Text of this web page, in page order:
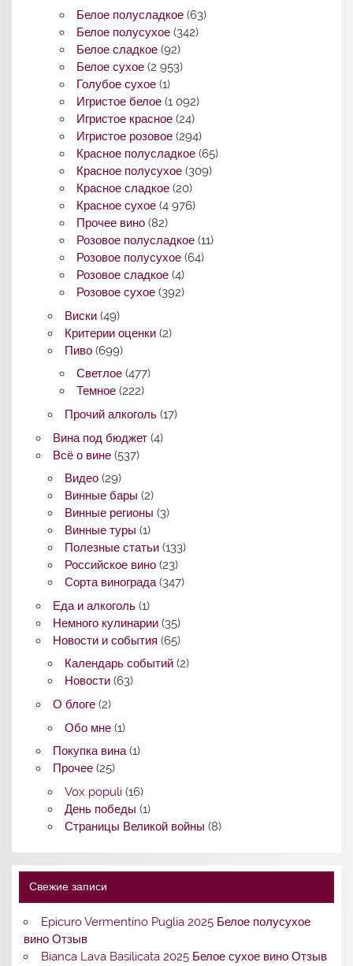
Белое полусладкое (63)
Белое полусухое (342)
Белое сладкое (92)
Белое сухое (2 953)
Голубое сухое (1)
Игристое белое (1 092)
Игристое красное (24)
Игристое розовое (294)
Красное полусладкое (65)
Красное полусухое (309)
Красное сладкое (20)
Красное сухое (4 976)
Прочее вино (82)
Розовое полусладкое (11)
Розовое полусухое (64)
Розовое сладкое (4)
Розовое сухое (392)
Виски(49)
Критерии оценки(2)
Пиво(699)
Светлое (477)
Темное (222)
Прочий алкоголь(17)
Вина под бюджет(4)
Всё о вине(537)
Видео(29)
Винные бары (2)
Винные регионы (3)
Винные туры (1)
Полезные статьи(133)
Российское вино(23)
Сорта винограда(347)
Еда и алкоголь(1)
Немного кулинарии(35)
Новости и события (65)
Календарь событий(2)
Новости(63)
О блоге(2)
Обо мне(1)
Покупка вина(1)
Прочее(25)
Vox populi(16)
День победы (1)
Страницы Великой войны (8)
Свежие записи
Epicuro Vermentino Puglia 2025 Белое полусухое
вино Отзыв
Bianca Lava Basilicata 2025 Белое сухое вино Отзыв